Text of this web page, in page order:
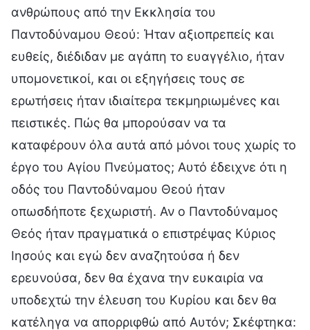
ανθρώπους από την Εκκλησία του
Παντοδύναμου Θεού: Ήταν αξιοπρεπείς και
ευθείς, διέδιδαν με αγάπη το ευαγγέλιο, ήταν
υπομονετικοί, και οι εξηγήσεις τους σε
ερωτήσεις ήταν ιδιαίτερα τεκμηριωμένες και
πειστικές. Πώς θα μπορούσαν να τα
καταφέρουν όλα αυτά από μόνοι τους χωρίς το
έργο του Αγίου Πνεύματος; Αυτό έδειχνε ότι η
οδός του Παντοδύναμου Θεού ήταν
οπωσδήποτε ξεχωριστή. Αν ο Παντοδύναμος
Θεός ήταν πραγματικά ο επιστρέψας Κύριος
Ιησούς και εγώ δεν αναζητούσα ή δεν
ερευνούσα, δεν θα έχανα την ευκαιρία να
υποδεχτώ την έλευση του Κυρίου και δεν θα
κατέληγα να απορριφθώ από Αυτόν; Σκέφτηκα: